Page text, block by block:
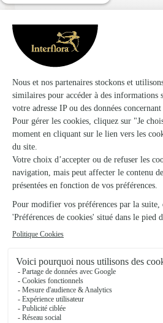
★ ★ ★
Beau bouquet qui correspond bien
19/01/2026
★ ★
Un bouquet magnifique
Un bouquet magnifique
16/02/2026
Fleurs
Livraison dans les temps et pas
13/02/2026